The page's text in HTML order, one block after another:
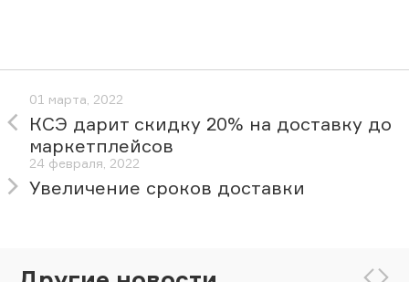
01 марта, 2022
КСЭ дарит скидку 20% на доставку до
маркетплейсов
24 февраля, 2022
Увеличение сроков доставки